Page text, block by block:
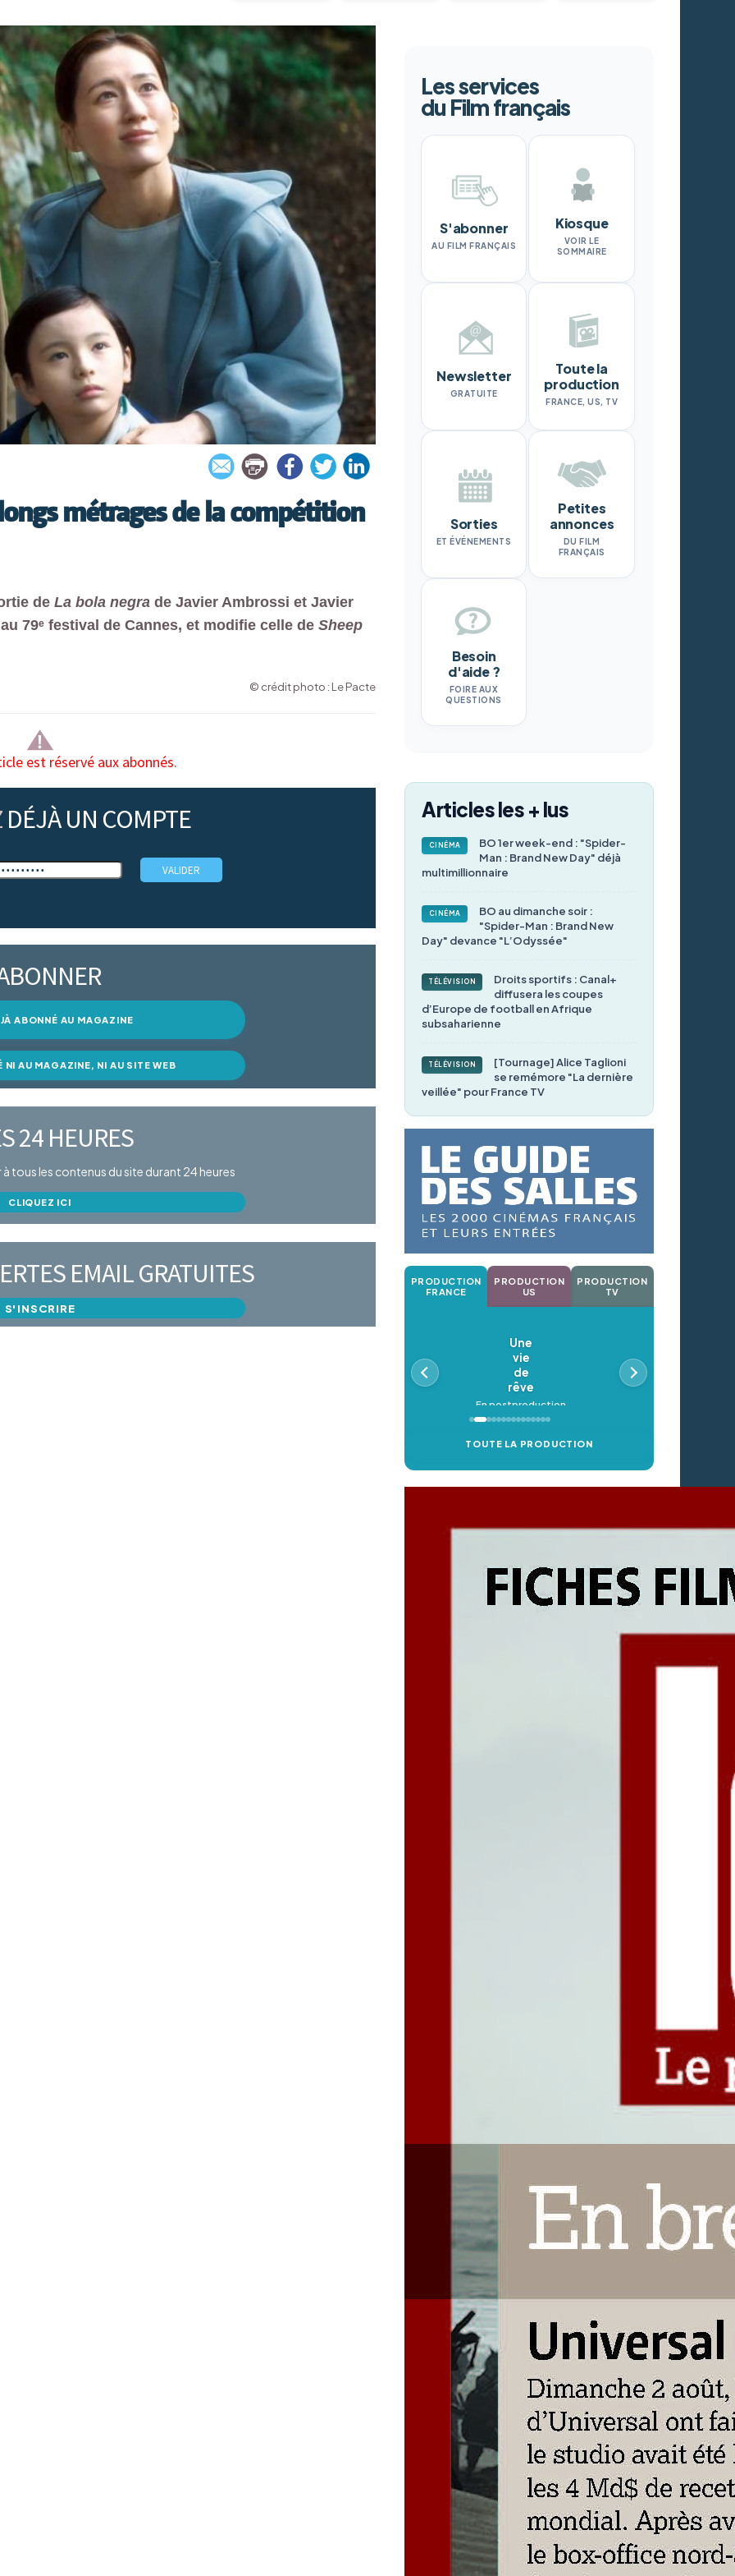
métrages de la compétition
de La bola negra de Javier Ambrossi et Javier
79ᵉ festival de Cannes, et modifie celle de Sheep
© crédit photo : Le Pacte
est réservé aux abonnés.
DÉJÀ UN COMPTE
ABONNÉ AU MAGAZINE
NI AU MAGAZINE, NI AU SITE WEB
24 HEURES
tous les contenus du site durant 24 heures
CLIQUEZ ICI
EMAIL GRATUITES
S'INSCRIRE
Les services
du Film français
S'abonner
AU FILM FRANÇAIS
Kiosque
VOIR LE
SOMMAIRE
Newsletter
GRATUITE
Toute la
production
FRANCE, US, TV
Sorties
ET ÉVÉNEMENTS
Petites
annonces
DU FILM
FRANÇAIS
Besoin
d'aide ?
FOIRE AUX
QUESTIONS
Articles les + lus
CINÉMA
BO 1er week-end : "Spider-
Man : Brand New Day" déjà
multimillionnaire
CINÉMA
BO au dimanche soir :
"Spider-Man : Brand New
Day" devance "L’Odyssée"
TÉLÉVISION
Droits sportifs : Canal+
diffusera les coupes
d’Europe de football en Afrique
subsaharienne
TÉLÉVISION
[Tournage] Alice Taglioni
se remémore "La dernière
veillée" pour France TV
PRODUCTION
FRANCE
PRODUCTION
US
PRODUCTION
TV
Une
vie
de
rêve
En postproduction
TOUTE LA PRODUCTION